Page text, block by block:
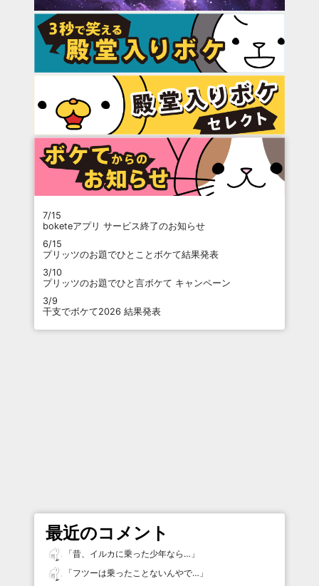
7/15
boketeアプリ サービス終了のお知らせ
6/15
プリッツのお題でひとことボケて結果発表
3/10
プリッツのお題でひと言ボケて キャンペーン
3/9
干支でボケて2026 結果発表
最近のコメント
「昔、イルカに乗った少年なら… 」
「フツーは乗ったことないんやで… 」